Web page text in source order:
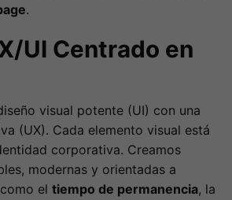
.
UI Centrado en
visual potente (UI) con una
(UX). Cada elemento visual está
corporativa. Creamos
modernas y orientadas a
el tiempo de permanencia, la